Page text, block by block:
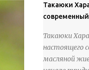
18 век.
против
см,
покрова
матовая.
метелевого и
Тем не менее,
количество
Такаюки
Такаюки
настоящего
масляной